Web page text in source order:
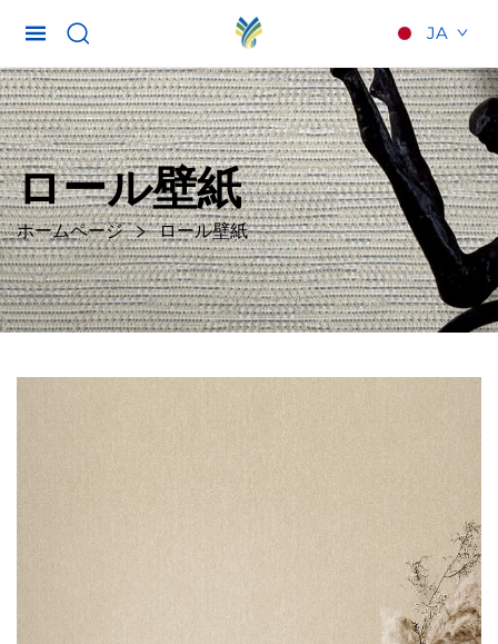
JA
ロール壁紙
ホームページ ロール壁紙